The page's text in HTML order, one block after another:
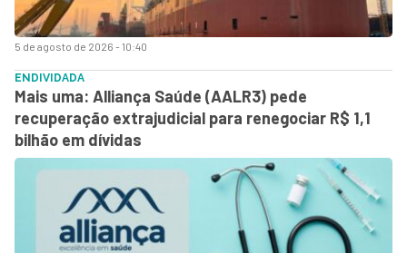
5 de agosto de 2026 - 10:40
ENDIVIDADA
Mais uma: Alliança Saúde (AALR3) pede
recuperação extrajudicial para renegociar R$ 1,1
bilhão em dívidas